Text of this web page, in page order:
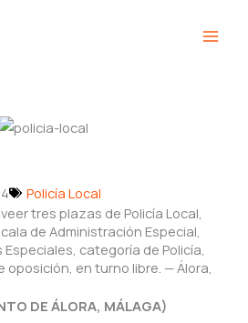
Policía Local
tres plazas de Policía Local,
de Administración Especial,
categoría de Policía,
en turno libre. — Álora,
DE ÁLORA, MÁLAGA)